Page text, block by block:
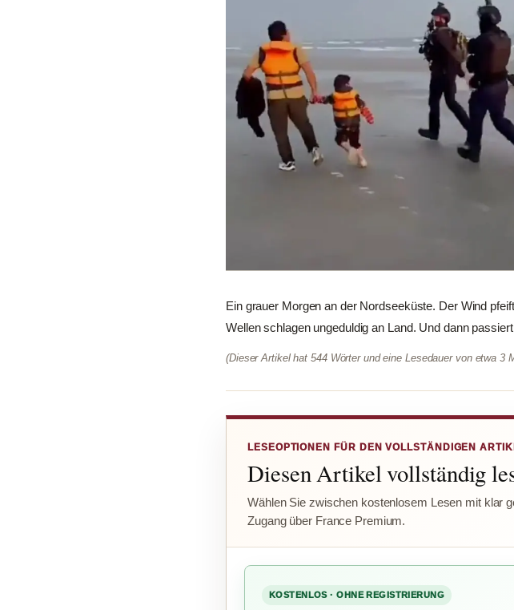
Ein grauer Morgen an der Nordseeküste. Der Wind
Wellen schlagen ungeduldig an Land. Und dann
(Dieser Artikel hat 544 Wörter und eine Lesedauer von etwa 3
LESEOPTIONEN FÜR DEN VOLLSTÄNDIGEN
Diesen Artikel vollständig
Wählen Sie zwischen kostenlosem Lesen mit klar
Zugang über France Premium.
KOSTENLOS · OHNE REGISTRIERUNG